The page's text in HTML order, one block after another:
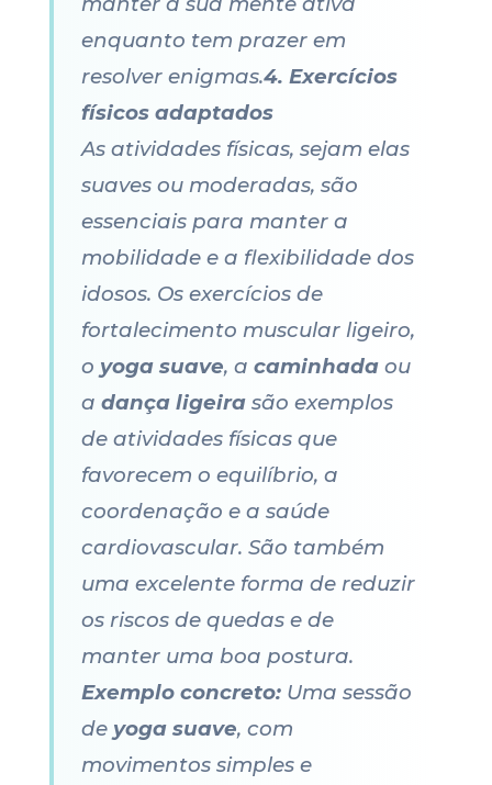
enquanto tem prazer em
resolver enigmas.4. Exercícios
físicos adaptados
As atividades físicas, sejam elas
suaves ou moderadas, são
essenciais para manter a
mobilidade e a flexibilidade dos
idosos. Os exercícios de
fortalecimento muscular ligeiro,
o yoga suave, a caminhadaou
a dança ligeirasão exemplos
de atividades físicas que
favorecem o equilíbrio, a
coordenação e a saúde
cardiovascular. São também
uma excelente forma de reduzir
os riscos de quedas e de
manter uma boa postura.
Exemplo concreto:Uma sessão
de yoga suave, com
movimentos simples e